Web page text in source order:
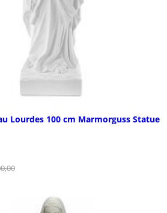
Lourdes 100 cm Marmorguss Statue